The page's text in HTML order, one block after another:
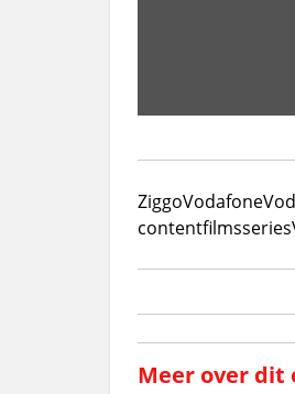
ZiggoVodafone
contentfilmsseries
Meer over dit